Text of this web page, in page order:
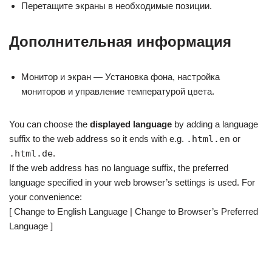
Перетащите экраны в необходимые позиции.
Дополнительная информация
Монитор и экран — Установка фона, настройка
мониторов и управление температурой цвета.
You can choose the displayed language by adding a language
suffix to the web address so it ends with e.g. .html.en or
.html.de.
If the web address has no language suffix, the preferred
language specified in your web browser’s settings is used. For
your convenience:
[ Change to English Language | Change to Browser’s Preferred
Language ]